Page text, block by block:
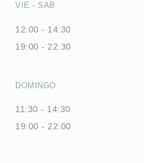
VIE - SAB
12:00 - 14:30
19:00 - 22:30
DOMINGO
11:30 - 14:30
19:00 - 22:00